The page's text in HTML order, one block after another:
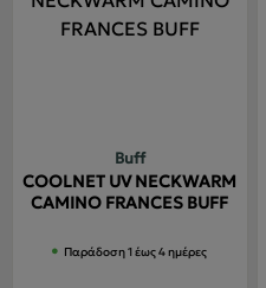
Buff
COOLNET UV NECKWARM
CAMINO FRANCES BUFF
Παράδοση 1 έως 4 ημέρες